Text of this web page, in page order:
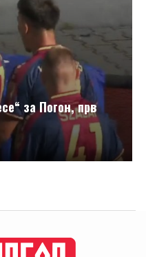
за Погон, прв